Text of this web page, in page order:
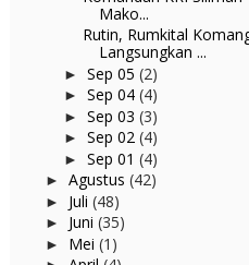
Mako...
Rutin, Rumkital
Langsungkan ...
► Sep 05 (2)
► Sep 04 (4)
► Sep 03 (3)
► Sep 02 (4)
► Sep 01 (4)
► Agustus (42)
► Juli (48)
► Juni (35)
► Mei (1)